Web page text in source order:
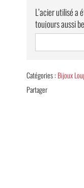
L’acier utilisé a
toujours aussi
Nous vous
Composition
Catégories : Bijoux
Partager